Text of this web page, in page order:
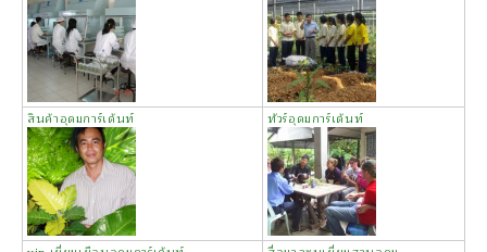
สินค้าอุดมการ์เด้นท์ ทัวร์อุดมการ์เด้นท์